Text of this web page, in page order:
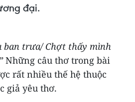
đại.
ban trưa/ Chợt thấy mình
Những câu thơ trong bài
rất nhiều thế hệ thuộc
giả yêu thơ.